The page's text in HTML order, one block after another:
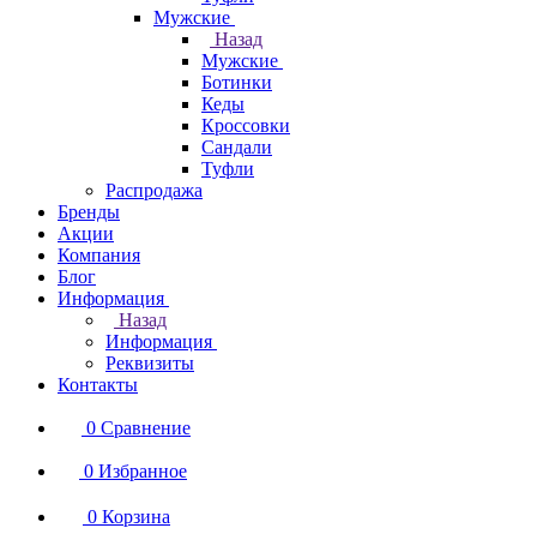
Мужские
Назад
Мужские
Ботинки
Кеды
Кроссовки
Сандали
Туфли
Распродажа
Бренды
Акции
Компания
Блог
Информация
Назад
Информация
Реквизиты
Контакты
0 Сравнение
0 Избранное
0 Корзина